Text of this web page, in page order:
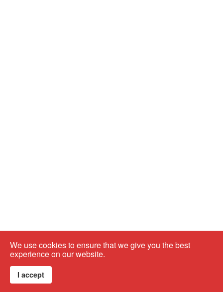
We use cookies to ensure that we give you the best
experience on our website.
I accept